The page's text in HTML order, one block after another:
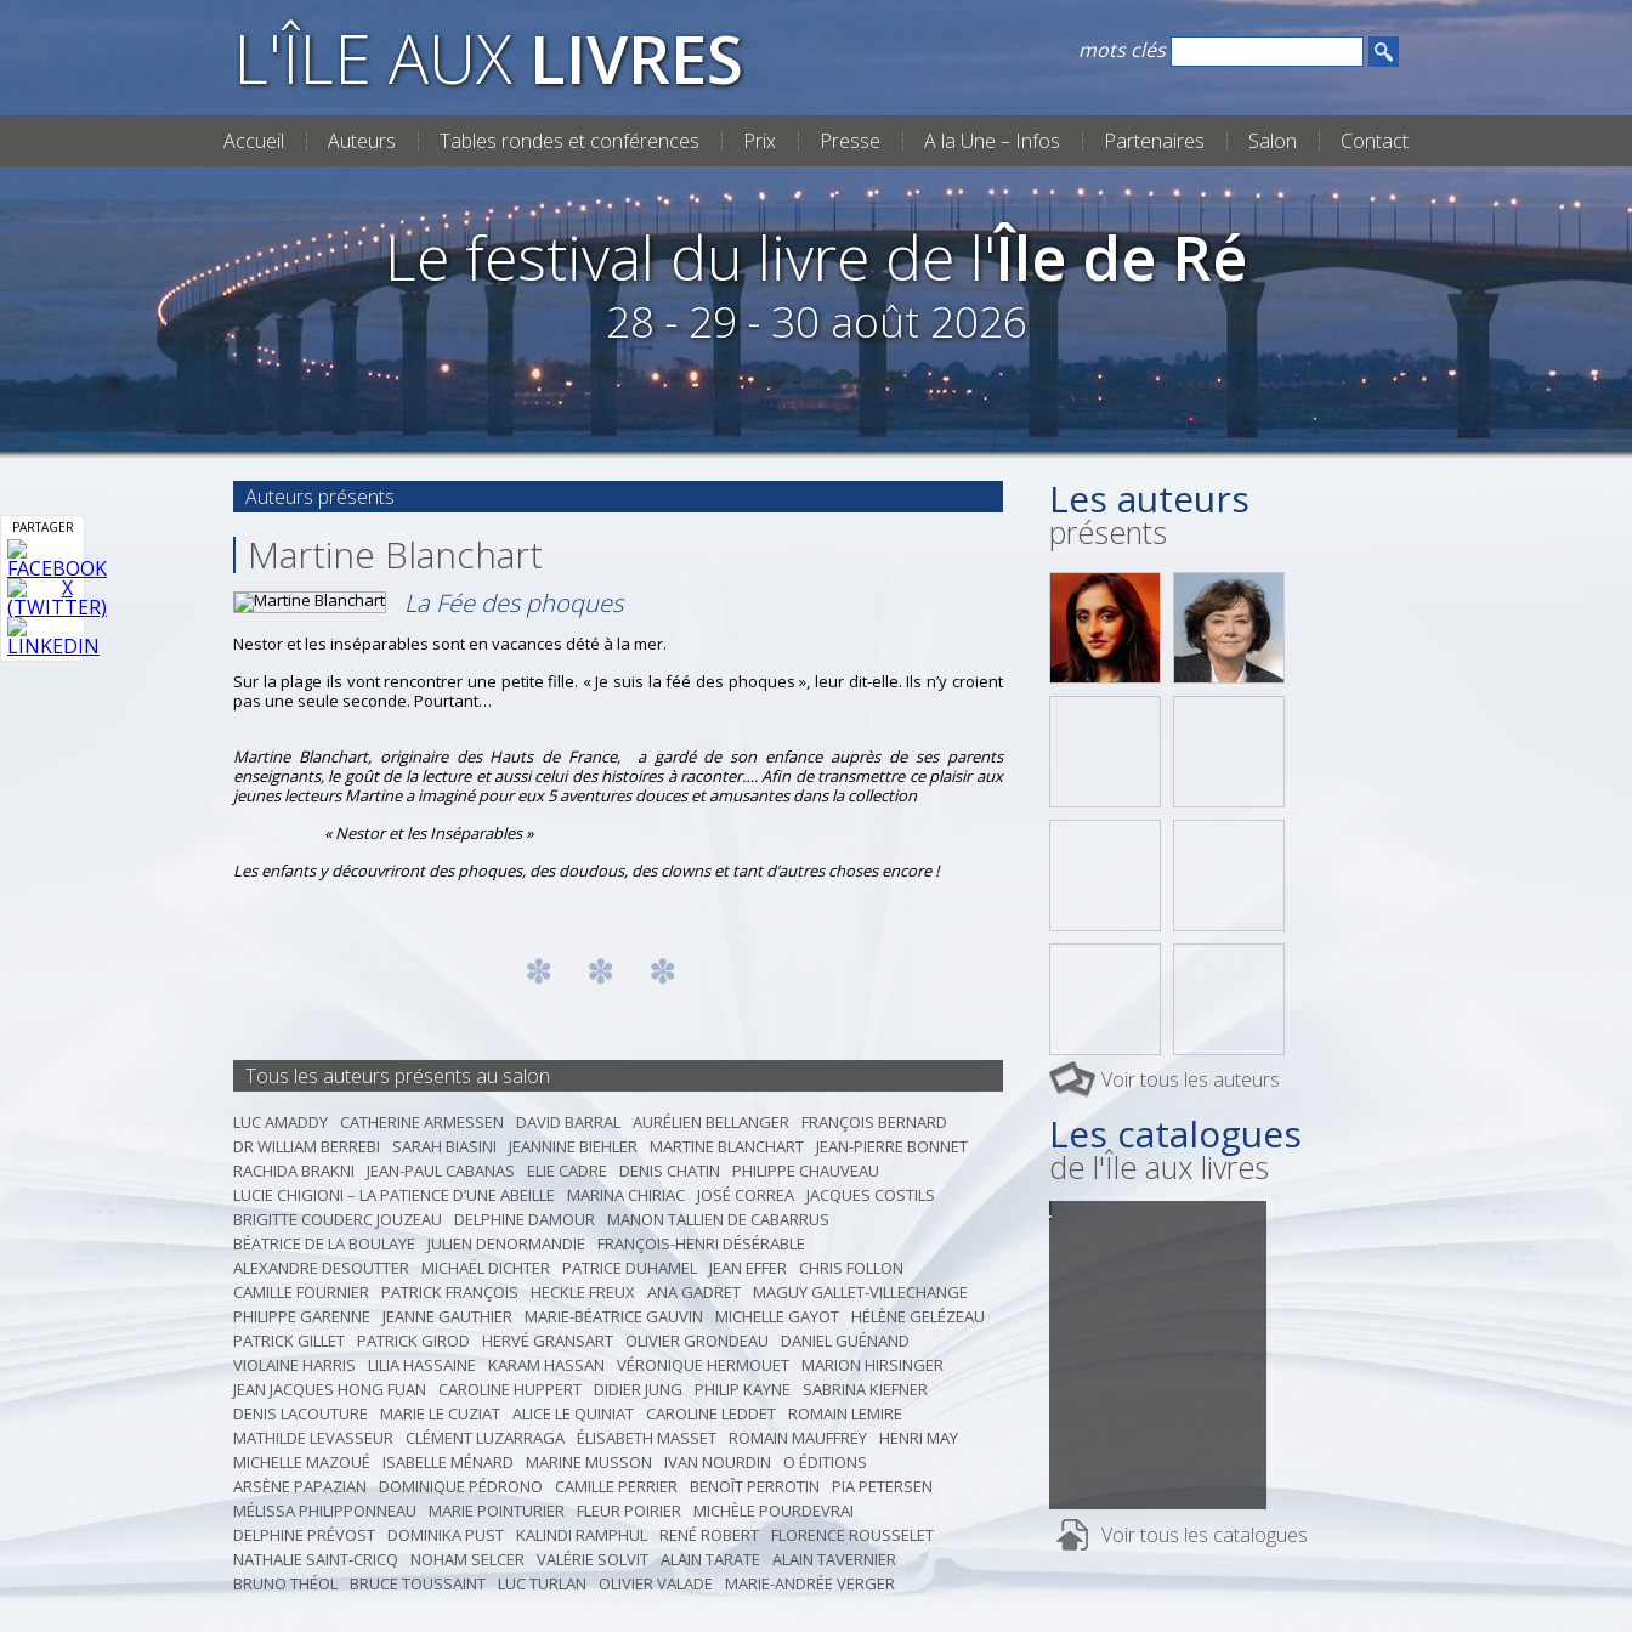
L'ÎLE AUX LIVRES mots clés
Accueil Auteurs Tables rondes et conférences Prix Presse A la Une – Infos Partenaires Salon Contact
Le festival du livre de l'Île de Ré
28 - 29 - 30 août 2026
Auteurs présents
Martine Blanchart
La Fée des phoques
Nestor et les inséparables sont en vacances dété à la mer.
Sur la plage ils vont rencontrer une petite fille. « Je suis la féé des phoques », leur dit-elle. Ils n’y croient
pas une seule seconde. Pourtant…
Martine Blanchart, originaire des Hauts de France, a gardé de son enfance auprès de ses parents
enseignants, le goût de la lecture et aussi celui des histoires à raconter…. Afin de transmettre ce plaisir aux
jeunes lecteurs Martine a imaginé pour eux 5 aventures douces et amusantes dans la collection
« Nestor et les Inséparables »
Les enfants y découvriront des phoques, des doudous, des clowns et tant d’autres choses encore !
Tous les auteurs présents au salon
LUC AMADDY CATHERINE ARMESSEN DAVID BARRAL AURÉLIEN BELLANGER
FRANÇOIS BERNARD
DR WILLIAM BERREBI
SARAH BIASINI JEANNINE BIEHLER MARTINE BLANCHART
JEAN-PIERRE BONNET
RACHIDA BRAKNI
JEAN-PAUL CABANAS ELIE CADRE DENIS CHATIN
PHILIPPE CHAUVEAU
LUCIE CHIGIONI – LA PATIENCE D’UNE ABEILLE
MARINA CHIRIAC JOSÉ CORREA
JACQUES COSTILS
BRIGITTE COUDERC JOUZEAU
DELPHINE DAMOUR
MANON TALLIEN DE CABARRUS
BÉATRICE DE LA BOULAYE
JULIEN DENORMANDIE
FRANÇOIS-HENRI DÉSÉRABLE
ALEXANDRE DESOUTTER MICHAËL DICHTER PATRICE DUHAMEL JEAN EFFER
CHRIS FOLLON
CAMILLE FOURNIER PATRICK FRANÇOIS HECKLE FREUX ANA GADRET
MAGUY GALLET-VILLECHANGE
PHILIPPE GARENNE
JEANNE GAUTHIER MARIE-BÉATRICE GAUVIN MICHELLE GAYOT
HÉLÈNE GELÉZEAU
PATRICK GILLET PATRICK GIROD HERVÉ GRANSART OLIVIER GRONDEAU
DANIEL GUÉNAND
VIOLAINE HARRIS
LILIA HASSAINE KARAM HASSAN VÉRONIQUE HERMOUET
MARION HIRSINGER
JEAN JACQUES HONG FUAN
CAROLINE HUPPERT DIDIER JUNG PHILIP KAYNE
SABRINA KIEFNER
DENIS LACOUTURE
MARIE LE CUZIAT ALICE LE QUINIAT CAROLINE LEDDET
ROMAIN LEMIRE
MATHILDE LEVASSEUR
CLÉMENT LUZARRAGA ÉLISABETH MASSET ROMAIN MAUFFREY HENRI MAY
MICHELLE MAZOUÉ
ISABELLE MÉNARD MARINE MUSSON IVAN NOURDIN
O ÉDITIONS
ARSÈNE PAPAZIAN DOMINIQUE PÉDRONO CAMILLE PERRIER BENOÎT PERROTIN
PIA PETERSEN
MÉLISSA PHILIPPONNEAU
MARIE POINTURIER FLEUR POIRIER MICHÈLE POURDEVRAI
DELPHINE PRÉVOST
DOMINIKA PUST KALINDI RAMPHUL RENÉ ROBERT
FLORENCE ROUSSELET
NATHALIE SAINT-CRICQ
NOHAM SELCER VALÉRIE SOLVIT ALAIN TARATE
ALAIN TAVERNIER
BRUNO THÉOL BRUCE TOUSSAINT LUC TURLAN OLIVIER VALADE MARIE-ANDRÉE VERGER
Les auteurs
présents
Voir tous les auteurs
Les catalogues
de l'Île aux livres
Voir tous les catalogues
PARTAGER